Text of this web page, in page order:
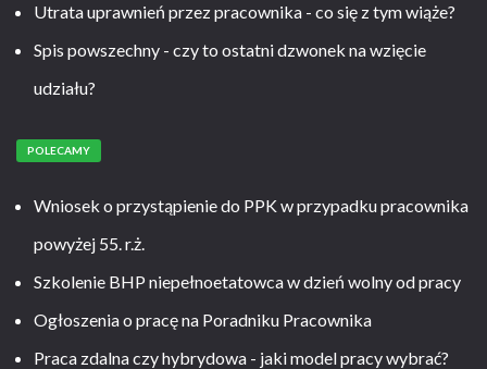
Utrata uprawnień przez pracownika - co się z tym wiąże?
Spis powszechny - czy to ostatni dzwonek na wzięcie
udziału?
POLECAMY
Wniosek o przystąpienie do PPK w przypadku pracownika
powyżej 55. r.ż.
Szkolenie BHP niepełnoetatowca w dzień wolny od pracy
Ogłoszenia o pracę na Poradniku Pracownika
Praca zdalna czy hybrydowa - jaki model pracy wybrać?